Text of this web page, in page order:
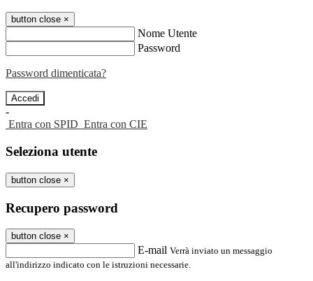
button close ×
Nome Utente
Password
Password dimenticata?
-
Entra con SPID Entra con CIE
Seleziona utente
button close ×
Recupero password
button close ×
E-mail Verrà inviato un messaggio
all'indirizzo indicato con le istruzioni necessarie.